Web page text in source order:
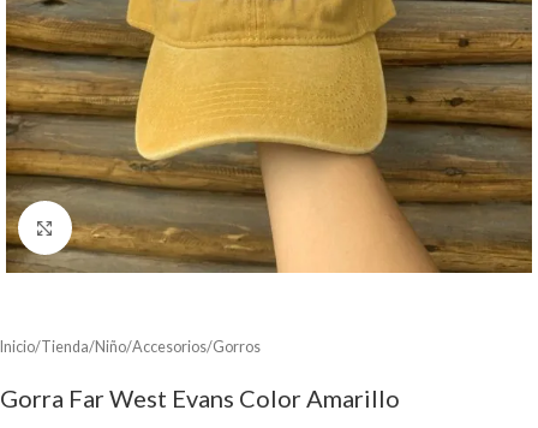
Clic para ampliar
Inicio/Tienda/Niño/Accesorios/Gorros
Gorra Far West Evans Color Amarillo